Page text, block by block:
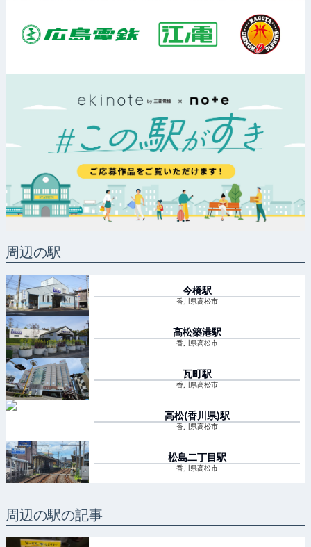
周辺の駅
今橋駅
香川県高松市
高松築港駅
香川県高松市
瓦町駅
香川県高松市
高松(香川県)駅
香川県高松市
松島二丁目駅
香川県高松市
周辺の駅の記事